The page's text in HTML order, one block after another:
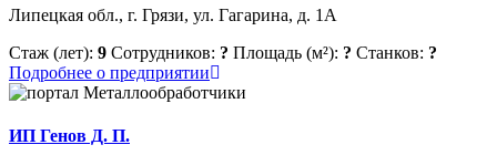
Липецкая обл., г. Грязи, ул. Гагарина, д. 1А
Стаж (лет): 9 Сотрудников: ? Площадь (м²): ? Станков: ?
Подробнее о предприятии
ИП Генов Д. П.